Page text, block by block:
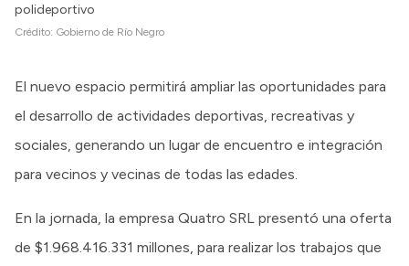
polideportivo
Crédito: Gobierno de Río Negro
El nuevo espacio permitirá ampliar las oportunidades para
el desarrollo de actividades deportivas, recreativas y
sociales, generando un lugar de encuentro e integración
para vecinos y vecinas de todas las edades.
En la jornada, la empresa Quatro SRL presentó una oferta
de $1.968.416.331 millones, para realizar los trabajos que